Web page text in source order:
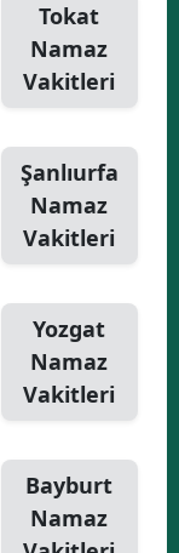
Tokat
Namaz
Vakitleri
Şanlıurfa
Namaz
Vakitleri
Yozgat
Namaz
Vakitleri
Bayburt
Namaz